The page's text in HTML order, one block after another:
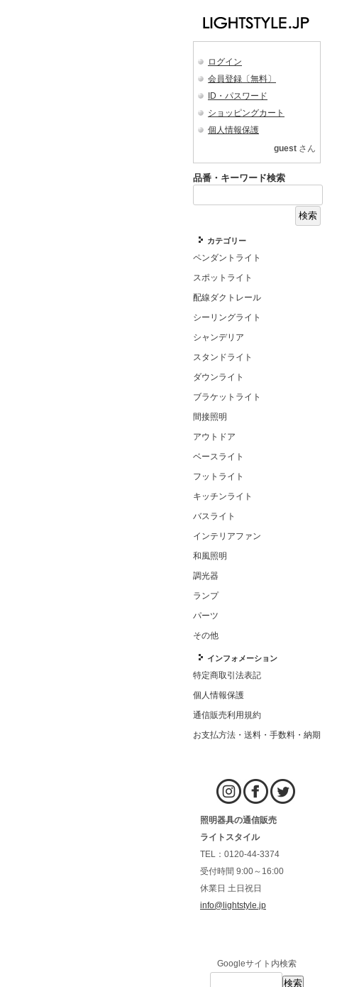
ログイン
会員登録〔無料〕
ID・パスワード
ショッピングカート
個人情報保護
guest さん
品番・キーワード検索
カテゴリー
ペンダントライト
スポットライト
配線ダクトレール
シーリングライト
シャンデリア
スタンドライト
ダウンライト
ブラケットライト
間接照明
アウトドア
ベースライト
フットライト
キッチンライト
バスライト
インテリアファン
和風照明
調光器
ランプ
パーツ
その他
インフォメーション
特定商取引法表記
個人情報保護
通信販売利用規約
お支払方法・送料・手数料・納期
照明器具の通信販売
ライトスタイル
TEL：0120-44-3374
受付時間 9:00～16:00
休業日 土日祝日
info@lightstyle.jp
Googleサイト内検索